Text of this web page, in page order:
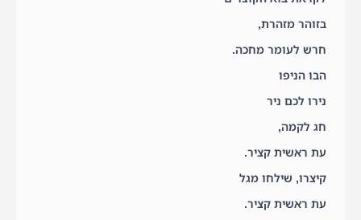
בזוהר מזהרת,
חרש לעומר מחכה.
הבו הניפו
נירו לכם ניר
חג לקמה,
עת ראשית קציר.
קיצרו, שילחו מגל
עת ראשית קציר.